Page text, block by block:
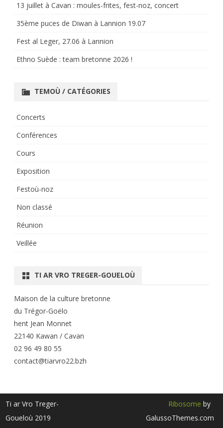
13 juillet à Cavan : moules-frites, fest-noz, concert
35ème puces de Diwan à Lannion 19.07
Fest al Leger, 27.06 à Lannion
Ethno Suède : team bretonne 2026 !
TEMOÙ / CATÉGORIES
Concerts
Conférences
Cours
Exposition
Festoù-noz
Non classé
Réunion
Veillée
TI AR VRO TREGER-GOUELOÙ
Maison de la culture bretonne
du Trégor-Goëlo
hent Jean Monnet
22140 Kawan / Cavan
02 96 49 80 55
contact@tiarvro22.bzh
Ti ar Vro Treger-
Goueloù 2019
Ribosome by
GalussoThemes.com